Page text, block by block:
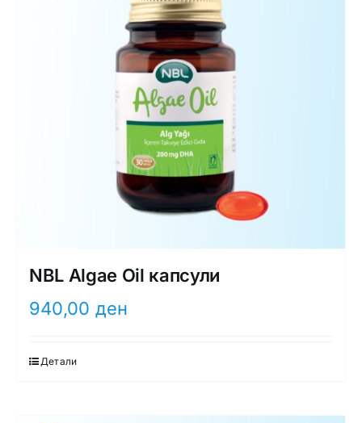
NBL Algae Oil капсули
940,00 ден
Детали